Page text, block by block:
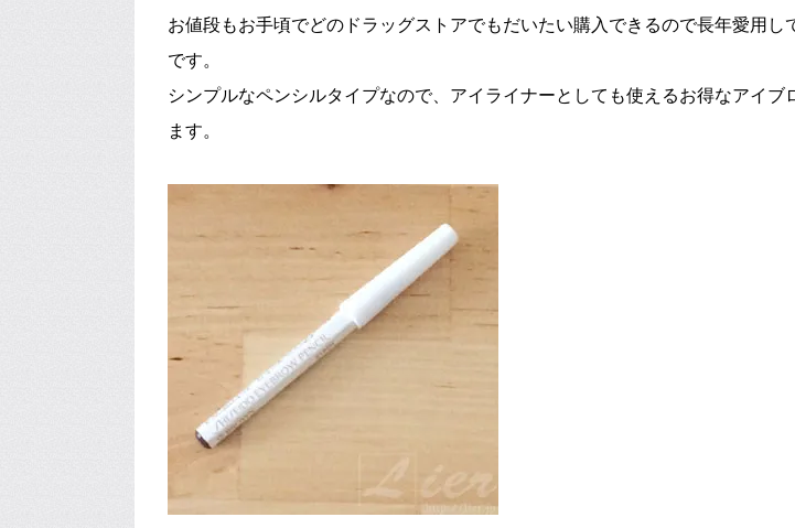
お値段もお手頃でどのドラッグストアでもだいたい購入できるので長年愛用し
です。
シンプルなペンシルタイプなので、アイライナーとしても使えるお得なアイブ
ます。